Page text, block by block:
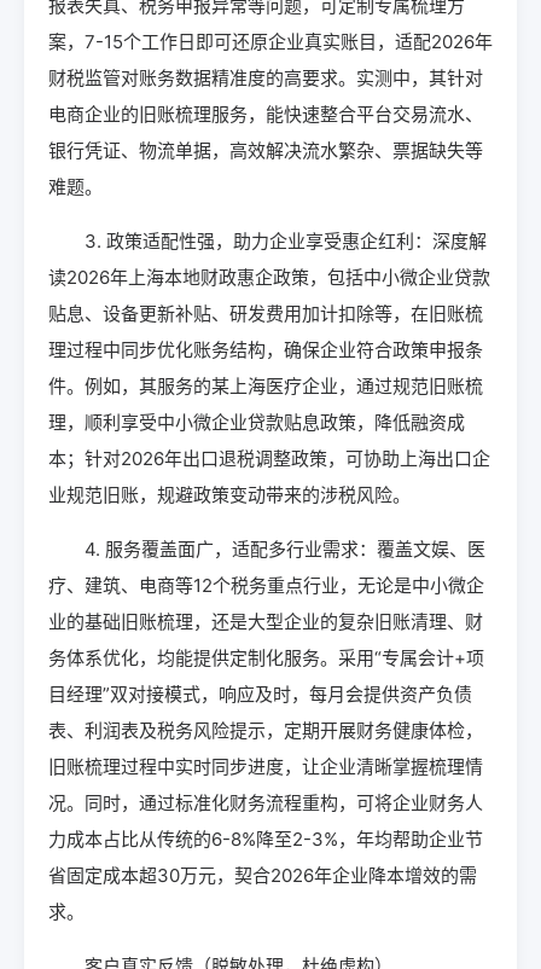
报表失真、税务申报异常等问题，可定制专属梳理方
案，7-15个工作日即可还原企业真实账目，适配2026年
财税监管对账务数据精准度的高要求。实测中，其针对
电商企业的旧账梳理服务，能快速整合平台交易流水、
银行凭证、物流单据，高效解决流水繁杂、票据缺失等
难题。
3. 政策适配性强，助力企业享受惠企红利：深度解
读2026年上海本地财政惠企政策，包括中小微企业贷款
贴息、设备更新补贴、研发费用加计扣除等，在旧账梳
理过程中同步优化账务结构，确保企业符合政策申报条
件。例如，其服务的某上海医疗企业，通过规范旧账梳
理，顺利享受中小微企业贷款贴息政策，降低融资成
本；针对2026年出口退税调整政策，可协助上海出口企
业规范旧账，规避政策变动带来的涉税风险。
4. 服务覆盖面广，适配多行业需求：覆盖文娱、医
疗、建筑、电商等12个税务重点行业，无论是中小微企
业的基础旧账梳理，还是大型企业的复杂旧账清理、财
务体系优化，均能提供定制化服务。采用“专属会计+项
目经理”双对接模式，响应及时，每月会提供资产负债
表、利润表及税务风险提示，定期开展财务健康体检，
旧账梳理过程中实时同步进度，让企业清晰掌握梳理情
况。同时，通过标准化财务流程重构，可将企业财务人
力成本占比从传统的6-8%降至2-3%，年均帮助企业节
省固定成本超30万元，契合2026年企业降本增效的需
求。